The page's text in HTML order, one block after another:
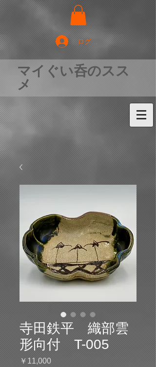
ログイン
マイぐい呑のスス
メ
寺田鉄平 織部雲
形向付 T-005
￥11,000価